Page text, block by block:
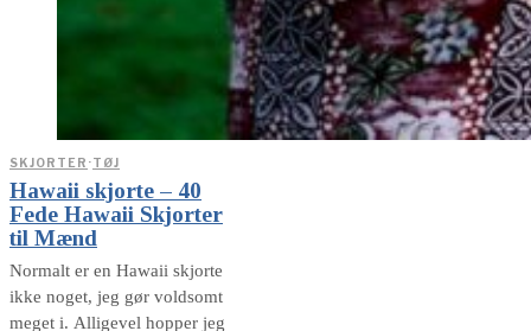
SKJORTER ·TØJ
Hawaii skjorte – 40
Fede Hawaii Skjorter
til Mænd
Normalt er en Hawaii skjorte
ikke noget, jeg gør voldsomt
meget i. Alligevel hopper jeg